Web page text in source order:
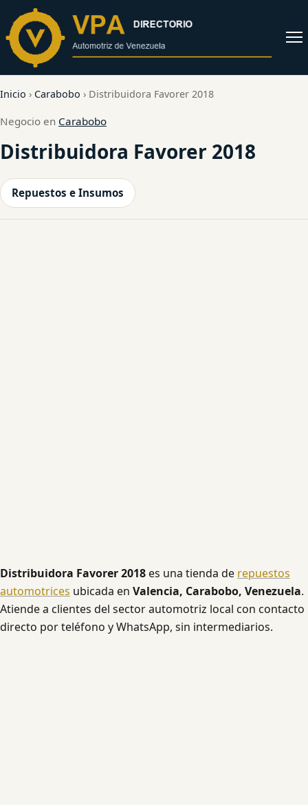
contenido
Abrir
Inicio › Carabobo › Distribuidora Favorer 2018
Negocio en Carabobo
Distribuidora Favorer 2018
Repuestos e Insumos
Distribuidora Favorer 2018es una tienda de repuestos
automotrices ubicada en Valencia, Carabobo, Venezuela.
Atiende a clientes del sector automotriz local con contacto
directo por teléfono y WhatsApp, sin intermediarios.